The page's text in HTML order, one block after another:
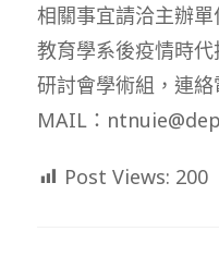
相關事宜請洽主辦
教育學系後疫情時
研討會學術組，連
MAIL：
Post Views: 200